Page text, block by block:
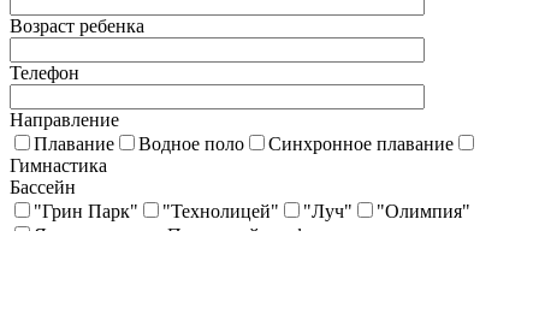
Возраст ребенка
Телефон
Направление
Плавание
Водное поло
Синхронное плавание
Гимнастика
Бассейн
"Грин Парк"
"Технолицей" "Луч"
"Олимпия"
Я соглашаюсь с Политикой конфиденциальности